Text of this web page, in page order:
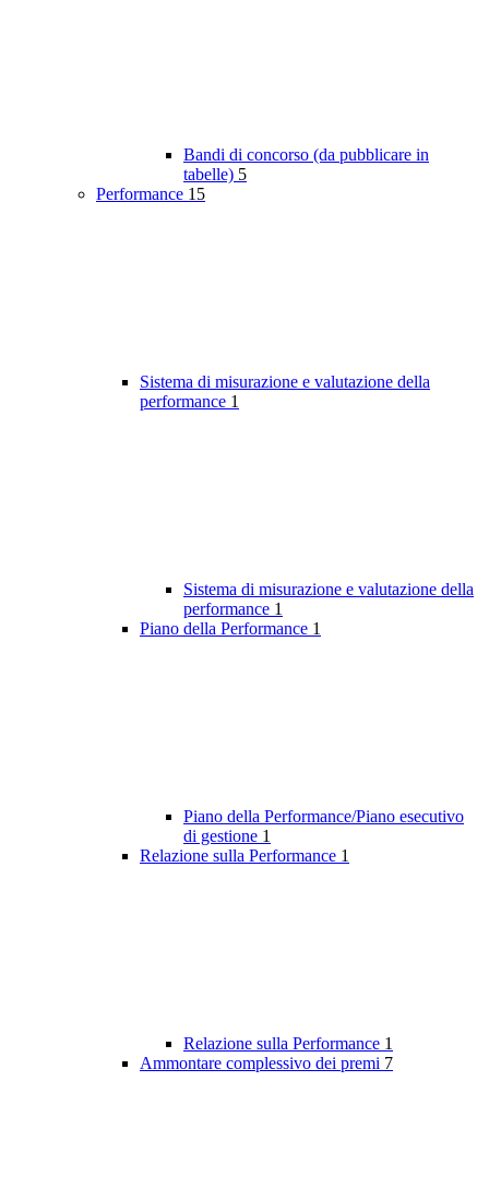
Bandi di concorso (da pubblicare in
tabelle) 5
Performance 15
Sistema di misurazione e valutazione della
performance 1
Sistema di misurazione e valutazione della
performance 1
Piano della Performance 1
Piano della Performance/Piano esecutivo
di gestione 1
Relazione sulla Performance 1
Relazione sulla Performance 1
Ammontare complessivo dei premi 7